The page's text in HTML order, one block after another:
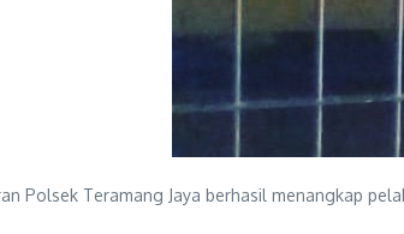
Polsek Teramang Jaya berhasil menangkap